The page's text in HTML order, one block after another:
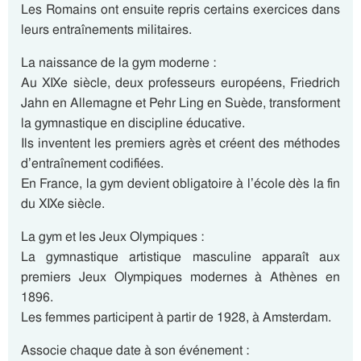
Les Romains ont ensuite repris certains exercices dans
leurs entraînements militaires.
La naissance de la gym moderne :
Au XIXe siècle, deux professeurs européens, Friedrich
Jahn en Allemagne et Pehr Ling en Suède, transforment
la gymnastique en discipline éducative.
Ils inventent les premiers agrès et créent des méthodes
d’entraînement codifiées.
En France, la gym devient obligatoire à l’école dès la fin
du XIXe siècle.
La gym et les Jeux Olympiques :
La gymnastique artistique masculine apparaît aux
premiers Jeux Olympiques modernes à Athènes en
1896.
Les femmes participent à partir de 1928, à Amsterdam.
Associe chaque date à son événement :